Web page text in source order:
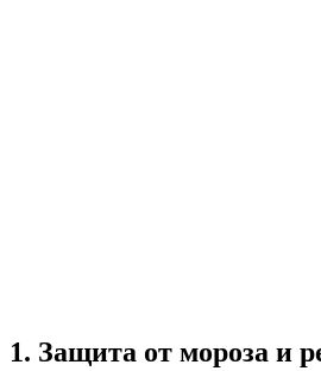
1. Защита от мороза и